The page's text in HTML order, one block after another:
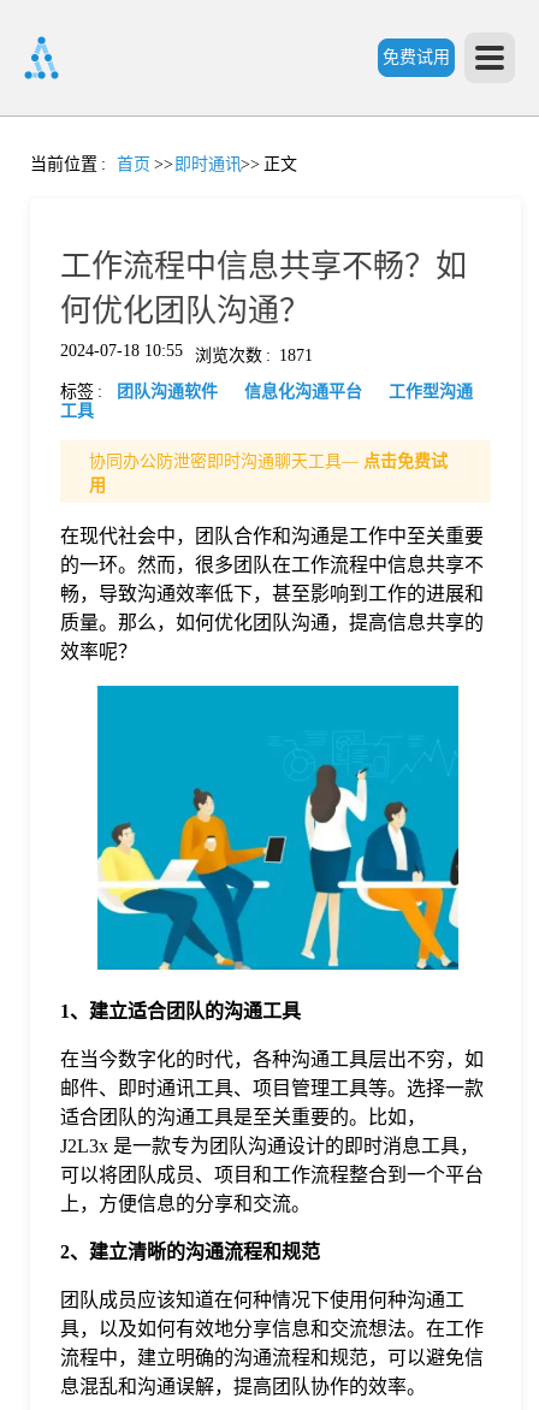
免费试用
首
格
当前位置 : 首页 >> 即时通讯>> 正文
工作流程中信息共享不畅？如
何优化团队沟通？
2024-07-18 10:55 浏览次数 : 1871
标签 : 团队沟通软件 信息化沟通平台
工作型沟通
工具
协同办公防泄密即时沟通聊天工具— 点击免费试
用
在现代社会中，团队合作和沟通是工作中至关重要
的一环。然而，很多团队在工作流程中信息共享不
畅，导致沟通效率低下，甚至影响到工作的进展和
质量。那么，如何优化团队沟通，提高信息共享的
效率呢？
1、建立适合团队的沟通工具
在当今数字化的时代，各种沟通工具层出不穷，如
邮件、即时通讯工具、项目管理工具等。选择一款
适合团队的沟通工具是至关重要的。比如，
J2L3x 是一款专为团队沟通设计的即时消息工具，
可以将团队成员、项目和工作流程整合到一个平台
上，方便信息的分享和交流。
2、建立清晰的沟通流程和规范
团队成员应该知道在何种情况下使用何种沟通工
具，以及如何有效地分享信息和交流想法。在工作
流程中，建立明确的沟通流程和规范，可以避免信
息混乱和沟通误解，提高团队协作的效率。